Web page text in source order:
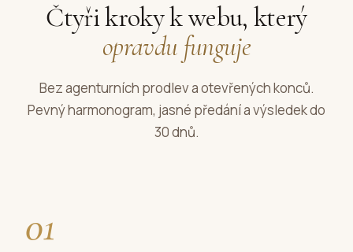
Čtyři kroky k webu, který
opravdu funguje
Bez agenturních prodlev a otevřených konců.
Pevný harmonogram, jasné předání a výsledek do
30 dnů.
01